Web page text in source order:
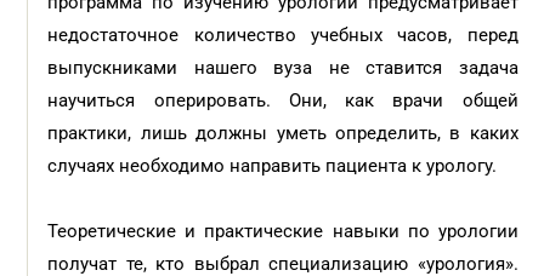
недостаточное количество учебных часов, перед
выпускниками нашего вуза не ставится задача
научиться оперировать. Они, как врачи общей
практики, лишь должны уметь определить, в каких
случаях необходимо направить пациента к урологу.
Теоретические и практические навыки по урологии
получат те, кто выбрал специализацию «урология».